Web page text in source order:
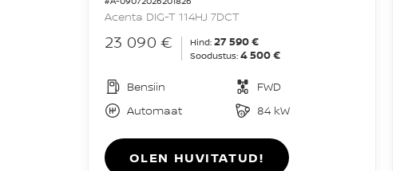
Acenta DIG-T 114HJ 7DCT
23 090 € Hind: 27 590 €
Soodustus: 4 500 €
Bensiin
FWD
Automaat
84 kW
OLEN HUVITATUD!